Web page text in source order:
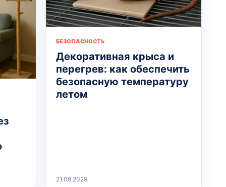
БЕЗОПАСНОСТЬ
Декоративная крыса и
перегрев: как обеспечить
безопасную температуру
летом
21.08.2025